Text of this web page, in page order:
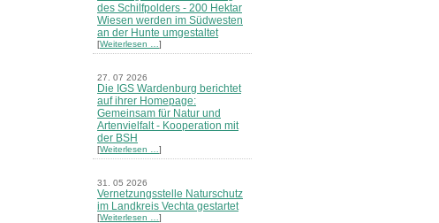
des Schilfpolders - 200 Hektar
Wiesen werden im Südwesten
an der Hunte umgestaltet
[Weiterlesen … ]
27. 07 2026
Die IGS Wardenburg berichtet
auf ihrer Homepage:
Gemeinsam für Natur und
Artenvielfalt - Kooperation mit
der BSH
[Weiterlesen … ]
31. 05 2026
Vernetzungsstelle Naturschutz
im Landkreis Vechta gestartet
[Weiterlesen … ]